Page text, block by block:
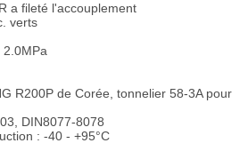
a fileté l'accouplement
verts
2.0MPa
R200P de Corée, tonnelier 58-3A pour
DIN8077-8078
: -40 - +95°C